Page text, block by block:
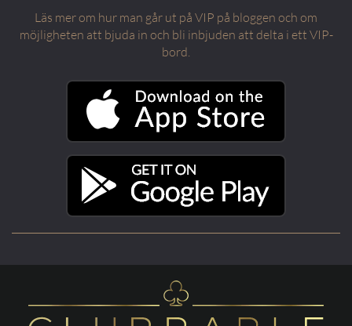
Läs mer om hur man går ut på VIP på bloggen och om
möjligheten att bjuda in och bli inbjuden att delta i ett VIP-
bord.